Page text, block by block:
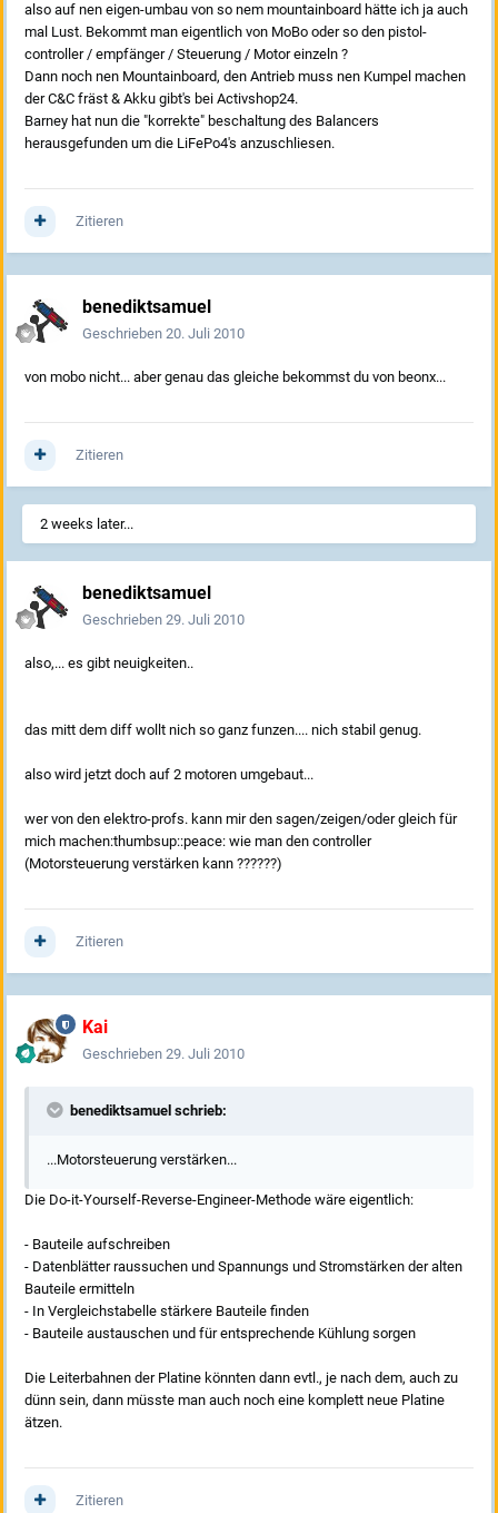
also auf nen eigen-umbau von so nem mountainboard hätte ich ja auch
mal Lust. Bekommt man eigentlich von MoBo oder so den pistol-
controller / empfänger / Steuerung / Motor einzeln ?
Dann noch nen Mountainboard, den Antrieb muss nen Kumpel machen
der C&C fräst & Akku gibt's bei Activshop24.
Barney hat nun die "korrekte" beschaltung des Balancers
herausgefunden um die LiFePo4's anzuschliesen.
Zitieren
benediktsamuel
Geschrieben 20. Juli 2010
von mobo nicht... aber genau das gleiche bekommst du von beonx...
Zitieren
2 weeks later...
benediktsamuel
Geschrieben 29. Juli 2010
also,... es gibt neuigkeiten..
das mitt dem diff wollt nich so ganz funzen.... nich stabil genug.
also wird jetzt doch auf 2 motoren umgebaut...
wer von den elektro-profs. kann mir den sagen/zeigen/oder gleich für
mich machen:thumbsup::peace: wie man den controller
(Motorsteuerung verstärken kann ??????)
Zitieren
Kai
Geschrieben 29. Juli 2010
benediktsamuel schrieb:
...Motorsteuerung verstärken...
Die Do-it-Yourself-Reverse-Engineer-Methode wäre eigentlich:
- Bauteile aufschreiben
- Datenblätter raussuchen und Spannungs und Stromstärken der alten
Bauteile ermitteln
- In Vergleichstabelle stärkere Bauteile finden
- Bauteile austauschen und für entsprechende Kühlung sorgen
Die Leiterbahnen der Platine könnten dann evtl., je nach dem, auch zu
dünn sein, dann müsste man auch noch eine komplett neue Platine
ätzen.
Zitieren